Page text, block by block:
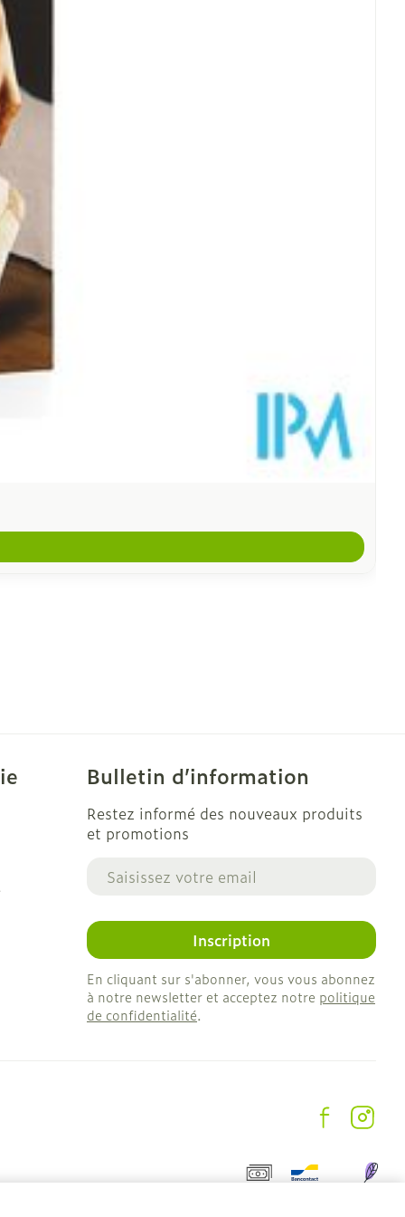
Bulletin d’information
Restez informé des nouveaux produits
et promotions
Adresse mail
Inscription
En cliquant sur s'abonner, vous vous abonnez
à notre newsletter et acceptez notre politique
de confidentialité.